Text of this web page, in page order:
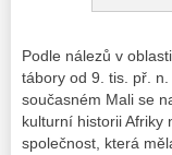
Podle nálezů v
tábory od 9. tis. př.
současném Mali se
kulturní historii Afriky
společnost, která